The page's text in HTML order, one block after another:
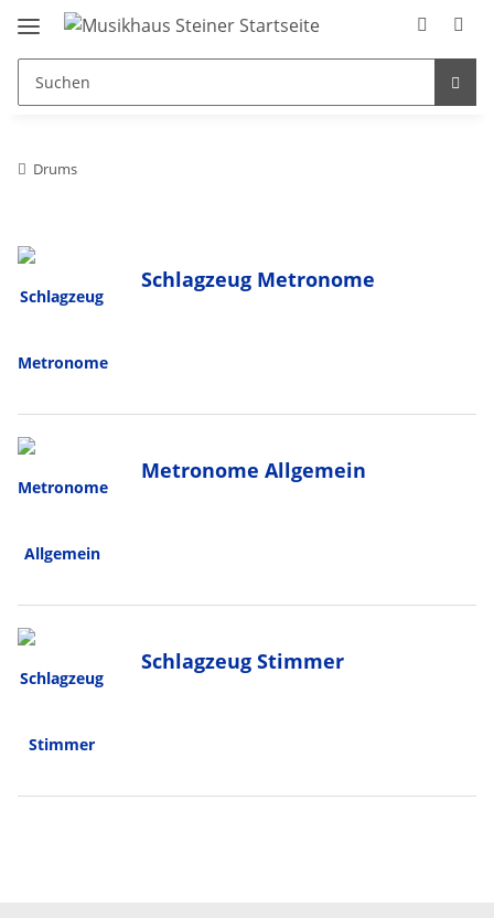
Drums
Schlagzeug Metronome
Metronome Allgemein
Schlagzeug Stimmer